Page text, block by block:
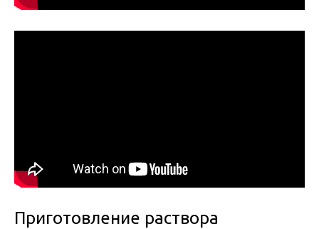
Приготовление раствора